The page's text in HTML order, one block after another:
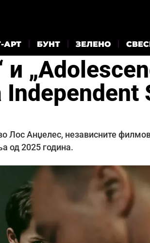
АРТ БУНТ ЗЕЛЕНО
и
Лос Анџелес, независните
од 2025 година.